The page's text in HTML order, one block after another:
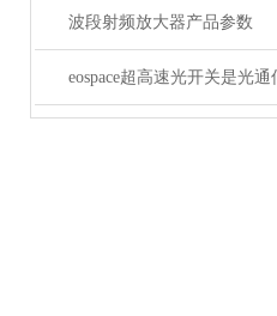
波段射频放大器产品参数